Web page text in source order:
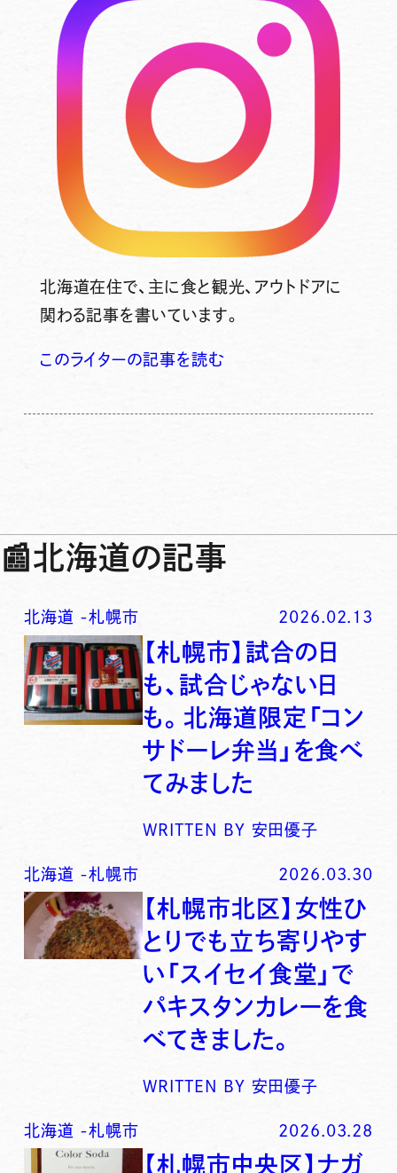
北海道在住で、主に食と観光、アウトドアに
関わる記事を書いています。
このライターの記事を読む
📰北海道の記事
北海道 -札幌市 2026.02.13
【札幌市】試合の日
も、試合じゃない日
も。北海道限定「コン
サドーレ弁当」を食べ
てみました
WRITTEN BY 安田優子
北海道 -札幌市 2026.03.30
【札幌市北区】女性ひ
とりでも立ち寄りやす
い「スイセイ食堂」で
パキスタンカレーを食
べてきました。
WRITTEN BY 安田優子
北海道 -札幌市 2026.03.28
【札幌市中央区】ナガ